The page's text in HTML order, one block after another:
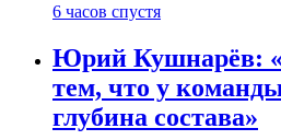
6 часов спустя
Юрий Кушнарёв:
тем, что у
глубина состава»